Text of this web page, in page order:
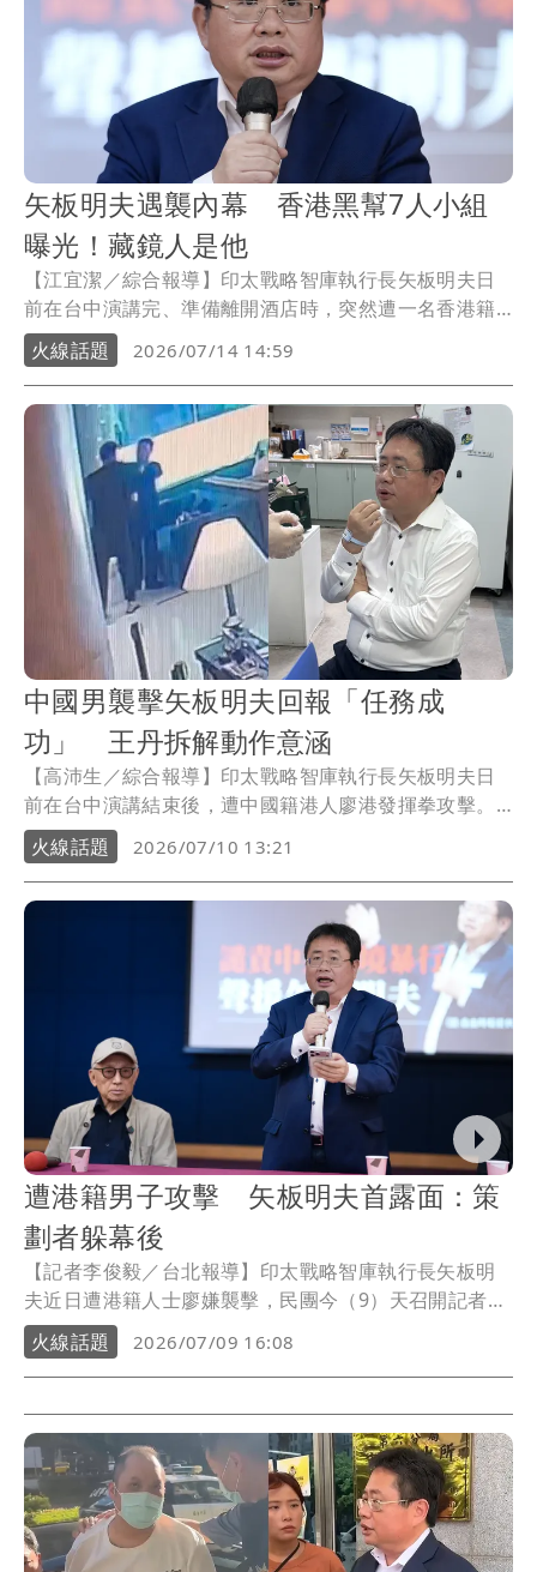
矢板明夫遇襲內幕 香港黑幫7人小組
曝光！藏鏡人是他
【江宜潔／綜合報導】印太戰略智庫執行長矢板明夫日
前在台中演講完、準備離開酒店時，突然遭一名香港籍
男子廖港發（33歲）毆打濺血，隨後他逃往機場欲出境
遭逮捕、現正羈押禁見中，不過矢板明夫認為真正策畫
者肯定躲在幕後。對此，有週刊披露，這次遇襲案其實
是由香港黑幫七人組成，小組不僅提前赴台中場勘、演
練，甚至還因太小看台灣檢警辦案能力，導致耽誤離境
而被抓。
火線話題 2026/07/14 14:59
中國男襲擊矢板明夫回報「任務成
功」 王丹拆解動作意涵
【高沛生／綜合報導】印太戰略智庫執行長矢板明夫日
前在台中演講結束後，遭中國籍港人廖港發揮拳攻擊。
檢警追查發現，廖男犯案後立即透過手機向幕後人士回
報「任務成功」，並接獲指示盡速離台，引發外界關
注。對此，民運人士王丹分析，從犯案後刻意回報任
務，到中國官方第一時間回應，都顯示整起事件帶有刻
意彰顯影響力、恫嚇台灣社會的意味。
火線話題 2026/07/10 13:21
遭港籍男子攻擊 矢板明夫首露面：策
劃者躲幕後
【記者李俊毅／台北報導】印太戰略智庫執行長矢板明
夫近日遭港籍人士廖嫌襲擊，民團今（9）天召開記者會
聲援矢板明夫。出席活動的矢板明夫認為，他和兇手素
昧平生，對方卻花了這麼大的時間和精力來台灣打他一
拳，這件事如果按中共說的是出於義憤，在邏輯上很難
解釋的通，他把這種人叫做快拳打手，具有暴力犯罪經
歷，並通過迅速入境、迅速辦案、迅速離境，而真正的
策畫者都躲在幕後。
火線話題 2026/07/09 16:08